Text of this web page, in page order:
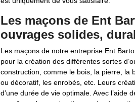
Les maçons de Ent
ouvrages solides,
Les maçons de notre entreprise Ent
pour la création des différentes sortes
construction, comme le bois, la pierre,
ou décoratif, les enrobés, etc. Leurs
d’une durée de vie optimale. Avec